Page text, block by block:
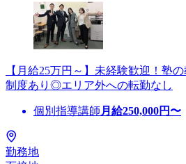
【月給25万円～】未経験歓迎！塾
制度あり◎エリア外への転勤なし
個別指導講師 月給250,000円〜
勤務地